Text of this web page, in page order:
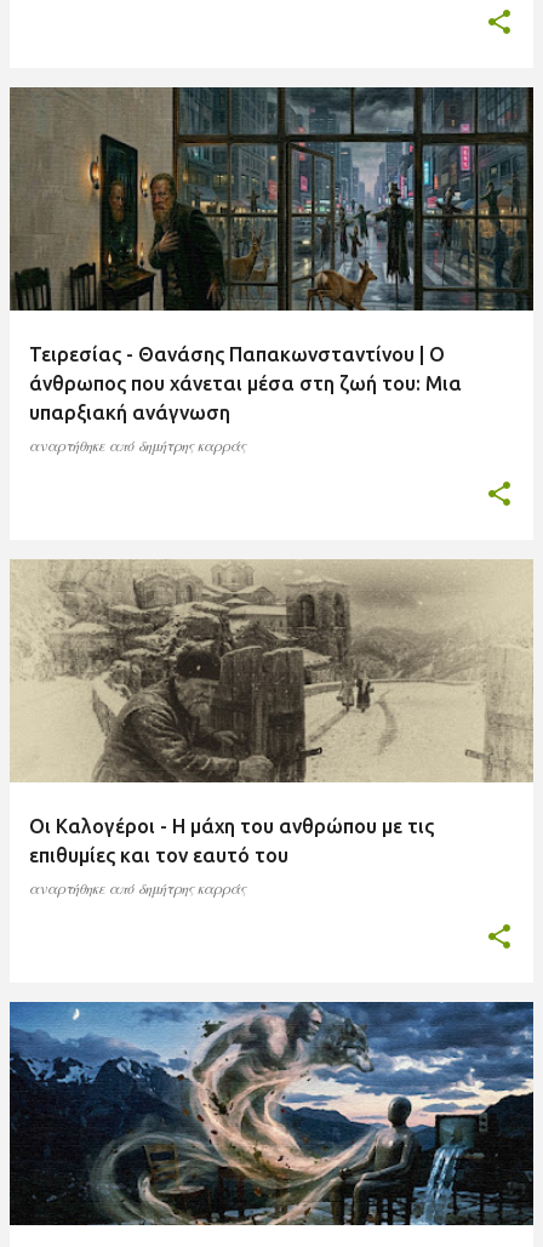
Τειρεσίας - Θανάσης Παπακωνσταντίνου | Ο
άνθρωπος που χάνεται μέσα στη ζωή του: Μια
υπαρξιακή ανάγνωση
αναρτήθηκε από δημήτρης καρράς
Οι Καλογέροι - Η μάχη του ανθρώπου με τις
επιθυμίες και τον εαυτό του
αναρτήθηκε από δημήτρης καρράς